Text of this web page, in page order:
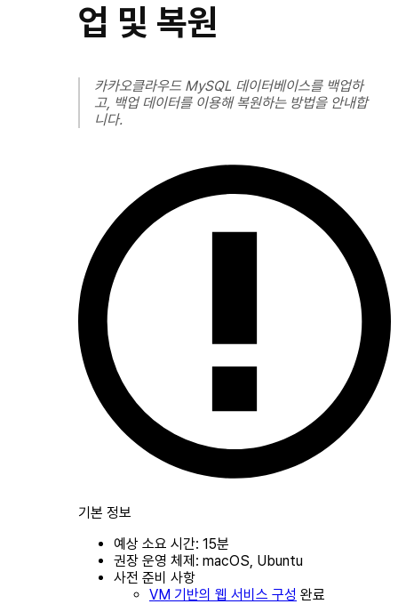
업 및 복원
카카오클라우드 MySQL 데이터베이스를 백업하
고, 백업 데이터를 이용해 복원하는 방법을 안내합
니다.
기본 정보
예상 소요 시간: 15분
권장 운영 체제: macOS, Ubuntu
사전 준비 사항
VM 기반의 웹 서비스 구성 완료